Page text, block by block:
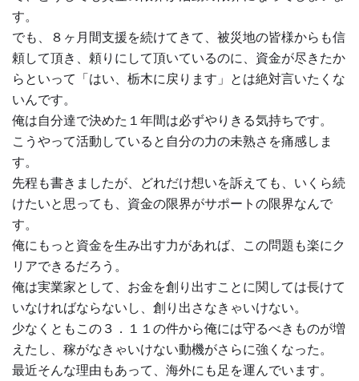
す。
でも、８ヶ月間支援を続けてきて、被災地の皆様からも信
頼して頂き、頼りにして頂いているのに、資金が尽きたか
らといって「はい、栃木に戻ります」とは絶対言いたくな
いんです。
俺は自分達で決めた１年間は必ずやりきる気持ちです。
こうやって活動していると自分の力の未熟さを痛感しま
す。
先程も書きましたが、どれだけ想いを訴えても、いくら続
けたいと思っても、資金の限界がサポートの限界なんで
す。
俺にもっと資金を生み出す力があれば、この問題も楽にク
リアできるだろう。
俺は実業家として、お金を創り出すことに関しては長けて
いなければならないし、創り出さなきゃいけない。
少なくともこの３．１１の件から俺には守るべきものが増
えたし、稼がなきゃいけない動機がさらに強くなった。
最近そんな理由もあって、海外にも足を運んでいます。